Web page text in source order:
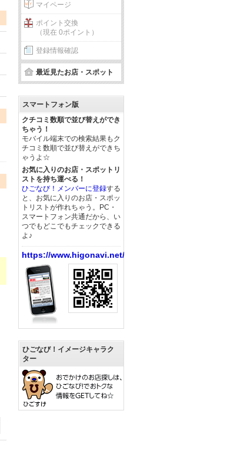
マイページ
ポイント交換
（現在 0ポイント）
登録情報確認
最近見たお店・スポット
スマートフォン版
クチコミ数順で並び替えができ
ちゃう！
モバイル端末での検索結果もク
チコミ数順で並び替えができち
ゃうよ☆
お気に入りのお店・スポットリ
ストを持ち運べる！
ひごなび！メンバーに登録する
と、お気に入りのお店・スポッ
トリストが作れちゃう。PC・
スマートフォン共通だから、い
つでもどこでもチェックできる
よ♪
https://www.higonavi.net/
ひごなび！イメージキャラク
ター